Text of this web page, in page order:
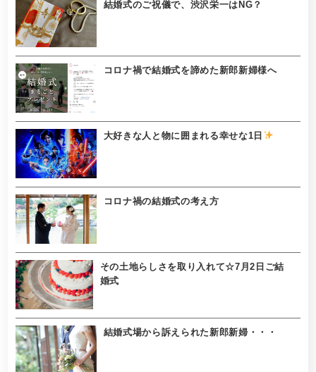
結婚式のご祝儀で、渋沢栄一はNG？
コロナ禍で結婚式を諦めた新郎新婦様へ
大好きな人と物に囲まれる幸せな1日
コロナ禍の結婚式の考え方
その土地らしさを取り入れて☆7月2日ご結
婚式
結婚式場から訴えられた新郎新婦・・・